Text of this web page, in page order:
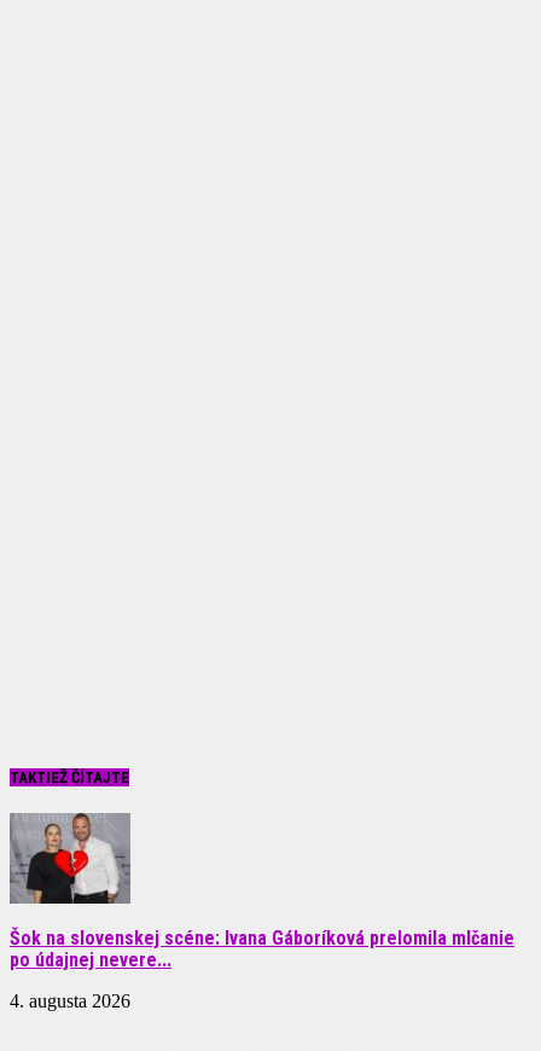
TAKTIEŽ ČÍTAJTE
Šok na slovenskej scéne: Ivana Gáboríková prelomila mlčanie
po údajnej nevere...
4. augusta 2026